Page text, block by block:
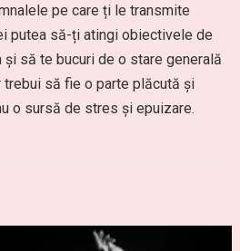
pe care ți le transmite
putea să-ți atingi obiectivele de
să te bucuri de o stare generală
trebui să fie o parte plăcută și
o sursă de stres și epuizare.